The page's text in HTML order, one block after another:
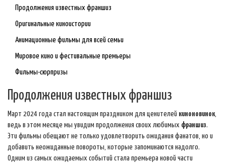
Продолжения известных франшиз
Оригинальные киноистории
Анимационные фильмы для всей семьи
Мировое кино и фестивальные премьеры
Фильмы-сюрпризы
Продолжения известных франшиз
Март 2024 года стал настоящим праздником для ценителей киноновинок,
ведь в этом месяце мы увидим продолжения своих любимых франшиз.
Эти фильмы обещают не только удовлетворить ожидания фанатов, но и
добавить неожиданные повороты, которые запоминаются надолго.
Одним из самых ожидаемых событий стала премьера новой части